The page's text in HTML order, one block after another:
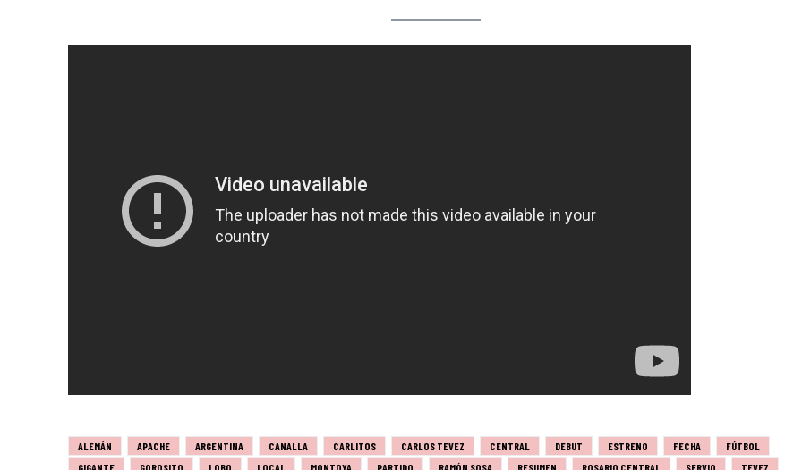
ALEMÁN APACHE ARGENTINA CANALLA CARLITOS CARLOS TEVEZ CENTRAL DEBUT ESTRENO FECHA
FÚTBOL
GIGANTE
GOROSITO LOBO LOCAL MONTOYA PARTIDO RAMÓN SOSA RESUMEN ROSARIO CENTRAL SERVIO TEVEZ